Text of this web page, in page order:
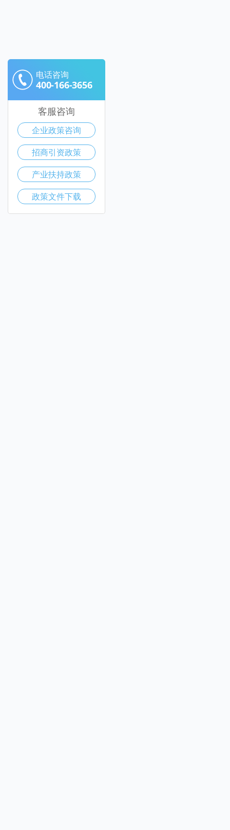
电话咨询
400-166-3656
客服咨询
企业政策咨询
招商引资政策
产业扶持政策
政策文件下载